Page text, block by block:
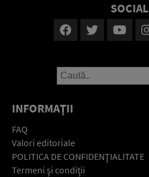
SOCIAL
INFORMAŢII
FAQ
Valori editoriale
POLITICA DE CONFIDENŢIALITATE
Termeni şi condiţii